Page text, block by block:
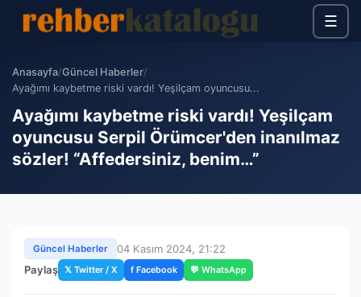
☰
Anasayfa/Güncel Haberler/
Ayağımı kaybetme riski vardı! Yeşilçam oyuncusu...
Ayağımı kaybetme riski vardı! Yeşilçam
oyuncusu Serpil Örümcer'den inanılmaz
sözler! “Affedersiniz, benim…”
Güncel Haberler
04 Kasım 2024, 21:22
Paylaş 𝕏 Twitter / X f Facebook 💬 WhatsApp